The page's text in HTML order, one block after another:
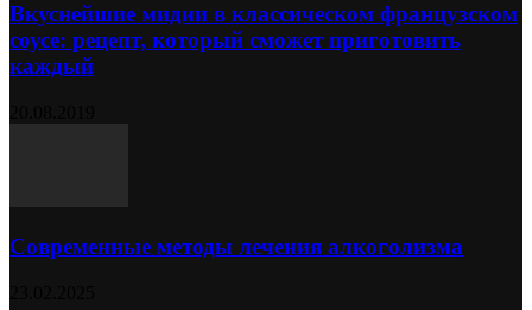
Вкуснейшие мидии в классическом французском
соусе: рецепт, который сможет приготовить
каждый
Современные методы лечения алкоголизма